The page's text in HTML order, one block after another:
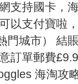
支持國卡，
以支付寶啦
門城市） 結
訂單郵費
海淘攻